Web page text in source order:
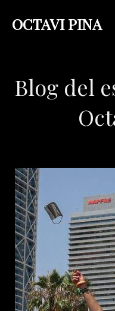
OCTAVI PINA
Blog del